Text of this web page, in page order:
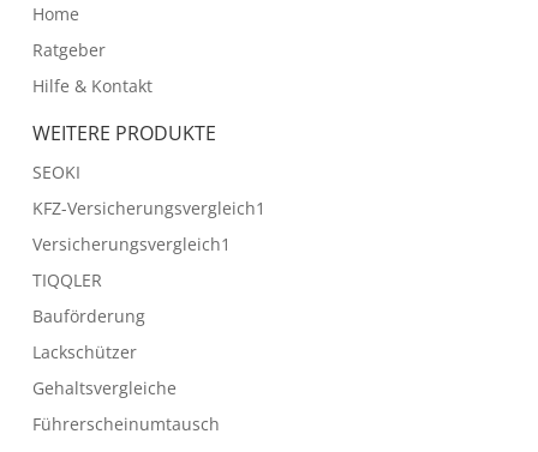
Home
Ratgeber
Hilfe & Kontakt
WEITERE PRODUKTE
SEOKI
KFZ-Versicherungsvergleich1
Versicherungsvergleich1
TIQQLER
Bauförderung
Lackschützer
Gehaltsvergleiche
Führerscheinumtausch